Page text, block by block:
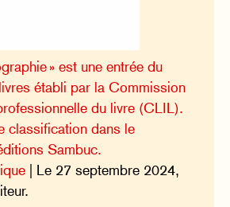
» est une entrée du
établi par la Commission
du livre (CLIL).
classification dans le
Sambuc.
| Le 27 septembre 2024,